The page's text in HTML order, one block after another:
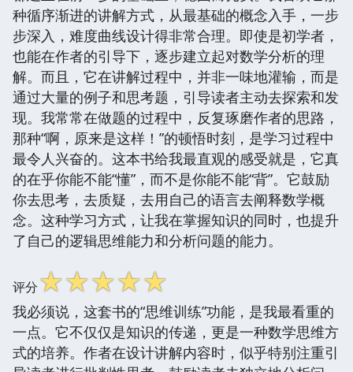
种循序渐进的讲解方式，从最基础的概念入手，一步
步深入，难度曲线设计得非常合理。即使是初学者，
也能在作者的引导下，逐步建立起对数学分析的理
解。而且，它在讲解过程中，并非一味地灌输，而是
通过大量的例子和思考题，引导读者主动去探索和发
现。我常常在做题的过程中，反复琢磨作者的思路，
那种“啊，原来是这样！”的顿悟时刻，是学习过程中
最令人兴奋的。这本书给我最直观的感受就是，它真
的在乎你能不能“懂”，而不是你能不能“背”。它鼓励
你去思考，去质疑，去用自己的语言去阐释数学概
念。这种学习方式，让我在掌握知识的同时，也提升
了自己的逻辑思维能力和分析问题的能力。
评分☆☆☆☆☆
我必须说，这套书的“思维训练”功能，是我最看重的
一点。它不仅仅是知识的传递，更是一种数学思维方
式的培养。作者在设计讲解内容时，似乎特别注重引